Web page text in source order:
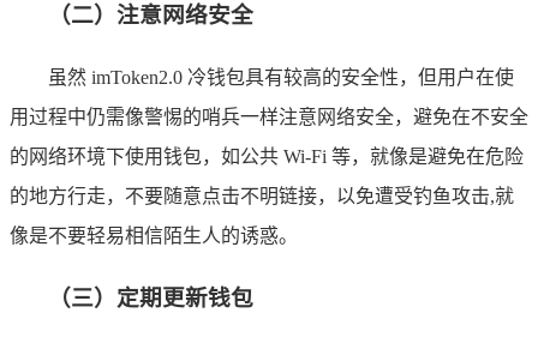
（二）注意网络安全
虽然 imToken2.0 冷钱包具有较高的安全性，但用户在使
用过程中仍需像警惕的哨兵一样注意网络安全，避免在不安全
的网络环境下使用钱包，如公共 Wi-Fi 等，就像是避免在危险
的地方行走，不要随意点击不明链接，以免遭受钓鱼攻击,就
像是不要轻易相信陌生人的诱惑。
（三）定期更新钱包